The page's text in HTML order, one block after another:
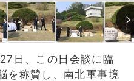
日、この日会談に臨
を称賛し、南北軍事境